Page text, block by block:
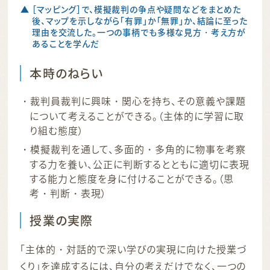
▲ ［マッピング］で、模擬裁判の争点や疑問などをまとめた
後、マップを示しながら「有罪」か「無罪」か、結論に至った
理由を交流した。一つの事柄でも多様な見方・考え方が
あることを学んだ
本時のねらい
裁判員裁判に興味・関心を持ち、その意義や課題
について考えることができる。（主体的に学習に取
り組む態度）
模擬裁判を通して、多面的・多角的に物事を考察
する力を養い、公正に判断するとともに適切に表現
する能力と態度を身に付けることができる。（思
考・判断・表現）
授業の実際
「主体的・対話的で深い学びの実現に向けた授業づ
くり」を達成するには、自分の考えだけでなく、一つの